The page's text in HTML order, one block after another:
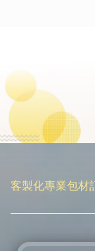
客製化專業包材